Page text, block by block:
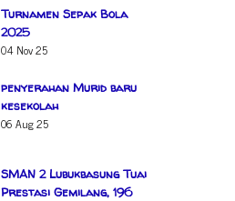
Turnamen Sepak Bola
2025
04 Nov 25
penyerahan Murid baru
kesekolah
06 Aug 25
SMAN 2 Lubukbasung Tuai
Prestasi Gemilang, 196